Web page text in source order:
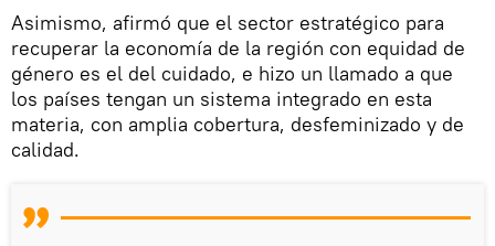
Asimismo, afirmó que el sector estratégico para
recuperar la economía de la región con equidad de
género es el del cuidado, e hizo un llamado a que
los países tengan un sistema integrado en esta
materia, con amplia cobertura, desfeminizado y de
calidad.